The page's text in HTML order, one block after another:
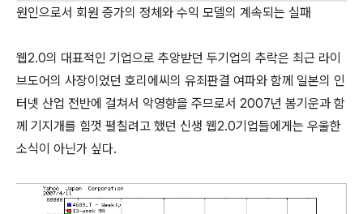
원인으로서 회원 증가의 정체와 수익 모델의 계속되는 실패
웹2.0의 대표적인 기업으로 추앙받던 두기업의 추락은 최근 라이
브도어의 사장이었던 호리에씨의 유죄판결 여파와 함께 일본의 인
터넷 산업 전반에 걸쳐서 악영향을 주므로서 2007년 봄기운과 함
께 기지개를 힘껏 펼칠려고 했던 신생 웹2.0기업들에게는 우울한
소식이 아닌가 싶다.